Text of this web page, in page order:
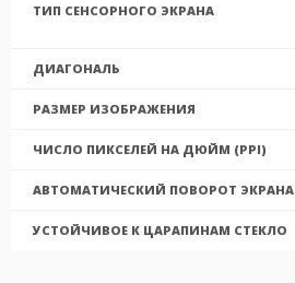
ТИП СЕНСОРНОГО ЭКРАНА
ДИАГОНАЛЬ
РАЗМЕР ИЗОБРАЖЕНИЯ
ЧИСЛО ПИКСЕЛЕЙ НА ДЮЙМ (PPI)
АВТОМАТИЧЕСКИЙ ПОВОРОТ ЭКРАНА
УСТОЙЧИВОЕ К ЦАРАПИНАМ СТЕКЛО